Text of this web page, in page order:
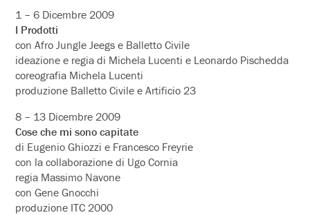
1 – 6 Dicembre 2009
I Prodotti
con Afro Jungle Jeegs e Balletto Civile
ideazione e regia di Michela Lucenti e Leonardo Pischedda
coreografia Michela Lucenti
produzione Balletto Civile e Artificio 23
8 – 13 Dicembre 2009
Cose che mi sono capitate
di Eugenio Ghiozzi e Francesco Freyrie
con la collaborazione di Ugo Cornia
regia Massimo Navone
con Gene Gnocchi
produzione ITC 2000